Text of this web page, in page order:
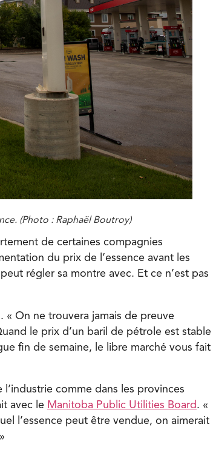
(Photo : Raphaël Boutroy)
de certaines compagnies
du prix de l’essence avant les
régler sa montre avec. Et ce n’est pas
« On ne trouvera jamais de preuve
le prix d’un baril de pétrole est stable
fin de semaine, le libre marché vous fait
comme dans les provinces
avec le Manitoba Public Utilities Board. «
l’essence peut être vendue, on aimerait